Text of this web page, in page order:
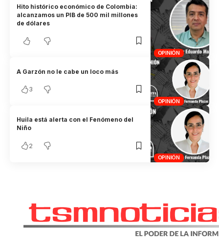
OPINIÓN
Hito histórico económico de Colombia:
alcanzamos un PIB de 500 mil millones
de dólares
OPINIÓN
A Garzón no le cabe un loco más
3
OPINIÓN
Huila está alerta con el Fenómeno del
Niño
2